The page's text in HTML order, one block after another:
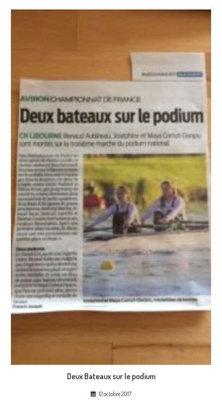
Deux Bateaux sur le podium
12 octobre 2017